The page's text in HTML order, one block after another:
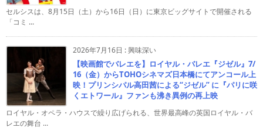
セルシスは、8月15日（土）から16日（日）に東京ビッグサイトで開催される
「コミ ...
2026年7月16日 :興味深い
【映画館でバレエを】ロイヤル・バレエ『ジゼル』7/
16（金）からTOHOシネマズ日本橋にてアンコール上
映！プリンシパル高田茜による“ジゼル” に『パリに咲
くエトワール』ファンも沸き異例の再上映
ロイヤル・オペラ・ハウスで繰り広げられる、世界最高峰の英国ロイヤル・バ
レエの舞台 ...